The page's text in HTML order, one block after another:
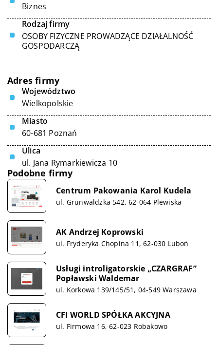
Biznes
Rodzaj firmy
OSOBY FIZYCZNE PROWADZĄCE DZIAŁALNOŚĆ
GOSPODARCZĄ
Adres firmy
Województwo
Wielkopolskie
Miasto
60-681 Poznań
Ulica
ul. Jana Rymarkiewicza 10
Podobne firmy
Centrum Pakowania Karol Kudela
ul. Grunwaldzka 542, 62-064 Plewiska
AK Andrzej Koprowski
ul. Fryderyka Chopina 11, 62-030 Luboń
Usługi introligatorskie „CZARGRAF”
Popławski Waldemar
ul. Korkowa 139/145/51, 04-549 Warszawa
CFI WORLD SPÓŁKA AKCYJNA
ul. Firmowa 16, 62-023 Robakowo